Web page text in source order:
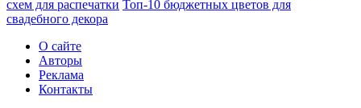
схем для распечатки Топ-10 бюджетных цветов для
свадебного декора
О сайте
Авторы
Реклама
Контакты